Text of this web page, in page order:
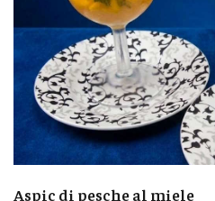
Aspic di pesche al miele